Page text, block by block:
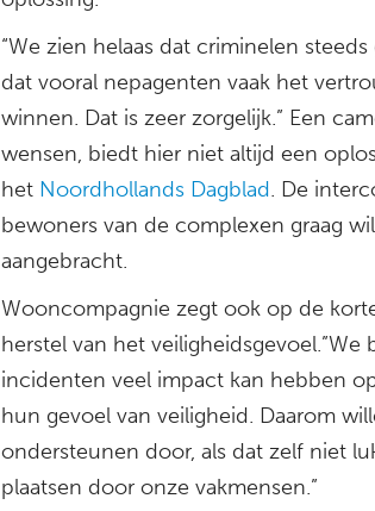
“We zien helaas dat criminelen
dat vooral nepagenten vaak het
winnen. Dat is zeer zorgelijk.” Een
wensen, biedt hier niet altijd een
het Noordhollands Dagblad. De
bewoners van de complexen graag
aangebracht.
Wooncompagnie zegt ook op de
herstel van het
incidenten veel impact kan hebben
hun gevoel van veiligheid. Daarom
ondersteunen door, als dat zelf niet
plaatsen door onze vakmensen.”